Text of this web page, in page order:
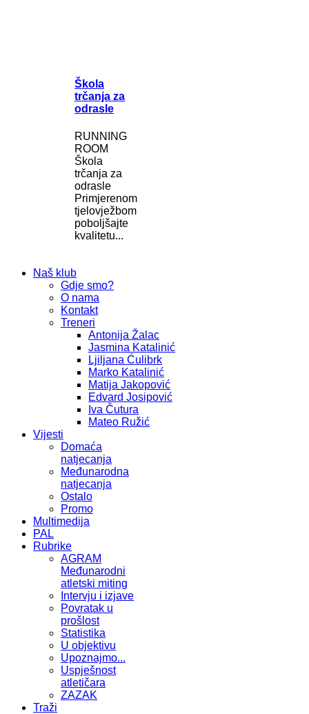
Škola
trčanja za
odrasle
RUNNING
ROOM
Škola
trčanja za
odrasle
Primjerenom
tjelovježbom
poboljšajte
kvalitetu...
Naš klub
Gdje smo?
O nama
Kontakt
Treneri
Antonija Žalac
Jasmina Katalinić
Ljiljana Ćulibrk
Marko Katalinić
Matija Jakopović
Edvard Josipović
Iva Čutura
Mateo Ružić
Vijesti
Domaća
natjecanja
Međunarodna
natjecanja
Ostalo
Promo
Multimedija
PAL
Rubrike
AGRAM
Međunarodni
atletski miting
Intervju i izjave
Povratak u
prošlost
Statistika
U objektivu
Upoznajmo...
Uspješnost
atletičara
ZAZAK
Traži